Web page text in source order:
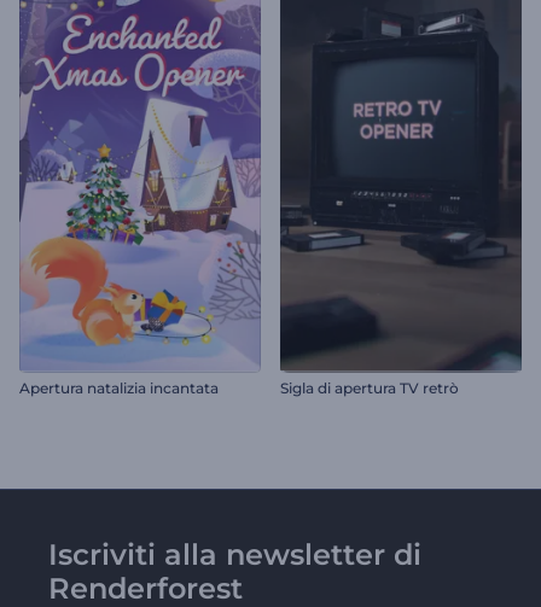
Apertura natalizia incantata Sigla di apertura TV retrò
Iscriviti alla newsletter di
Renderforest